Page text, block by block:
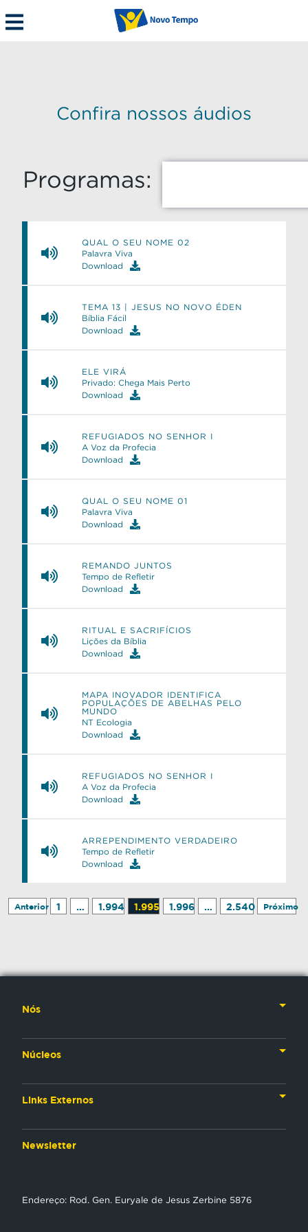
Confira nossos áudios
Programas:
QUAL O SEU NOME 02
Palavra Viva
Download
TEMA 13 | JESUS NO NOVO ÉDEN
Bíblia Fácil
Download
ELE VIRÁ
Privado: Chega Mais Perto
Download
REFUGIADOS NO SENHOR I
A Voz da Profecia
Download
QUAL O SEU NOME 01
Palavra Viva
Download
REMANDO JUNTOS
Tempo de Refletir
Download
RITUAL E SACRIFÍCIOS
Lições da Bíblia
Download
MAPA INOVADOR IDENTIFICA
POPULAÇÕES DE ABELHAS PELO
MUNDO
NT Ecologia
Download
REFUGIADOS NO SENHOR I
A Voz da Profecia
Download
ARREPENDIMENTO VERDADEIRO
Tempo de Refletir
Download
Anterior 1 … 1.994 1.995 1.996 … 2.540 Próximo
Nós
Núcleos
Links Externos
Newsletter
Endereço: Rod. Gen. Euryale de Jesus Zerbine 5876